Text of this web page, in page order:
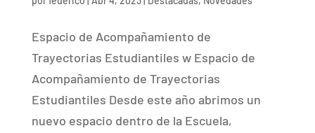
Espacio de Acompañamiento de
Trayectorias Estudiantiles w Espacio de
Acompañamiento de Trayectorias
Estudiantiles Desde este año abrimos un
nuevo espacio dentro de la Escuela,